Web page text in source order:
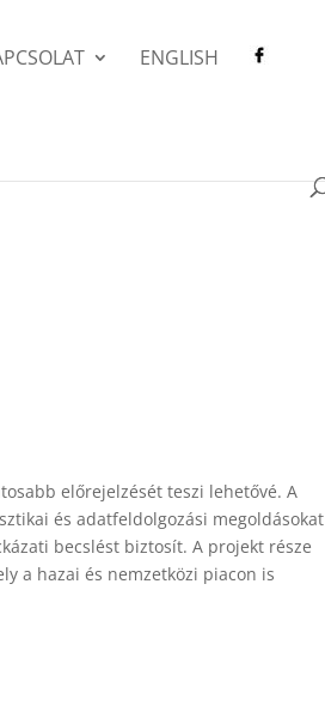
ENGLISH
előrejelzését teszi lehetővé. A
és adatfeldolgozási megoldásokat
becslést biztosít. A projekt része
a hazai és nemzetközi piacon is